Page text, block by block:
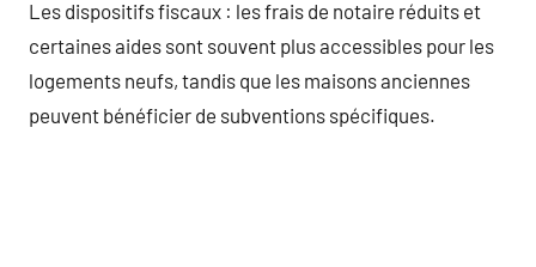
Les dispositifs fiscaux : les frais de notaire réduits et
certaines aides sont souvent plus accessibles pour les
logements neufs, tandis que les maisons anciennes
peuvent bénéficier de subventions spécifiques.